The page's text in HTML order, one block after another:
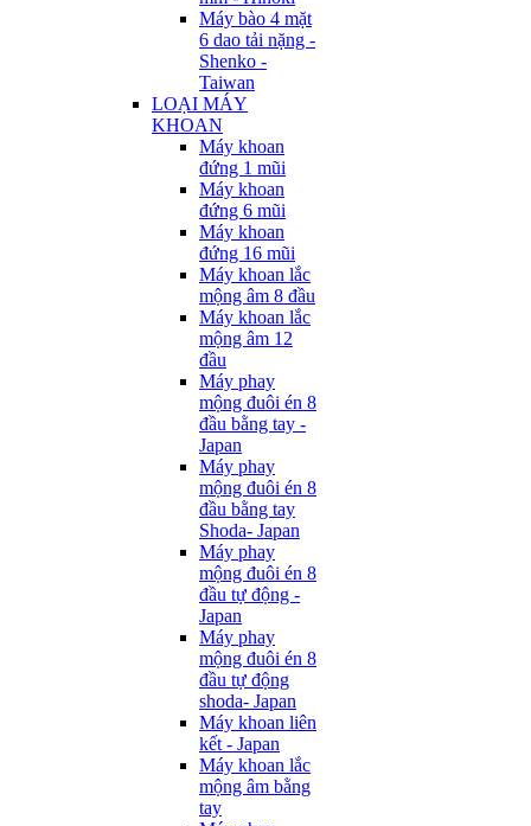
Máy bào 4 mặt
6 dao tải nặng -
Shenko -
Taiwan
LOẠI MÁY
KHOAN
Máy khoan
đứng 1 mũi
Máy khoan
đứng 6 mũi
Máy khoan
đứng 16 mũi
Máy khoan lắc
mộng âm 8 đầu
Máy khoan lắc
mộng âm 12
đầu
Máy phay
mộng đuôi én 8
đầu bằng tay -
Japan
Máy phay
mộng đuôi én 8
đầu bằng tay
Shoda- Japan
Máy phay
mộng đuôi én 8
đầu tự động -
Japan
Máy phay
mộng đuôi én 8
đầu tự động
shoda- Japan
Máy khoan liên
kết - Japan
Máy khoan lắc
mộng âm bằng
tay